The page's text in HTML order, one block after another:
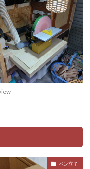
ペン立て